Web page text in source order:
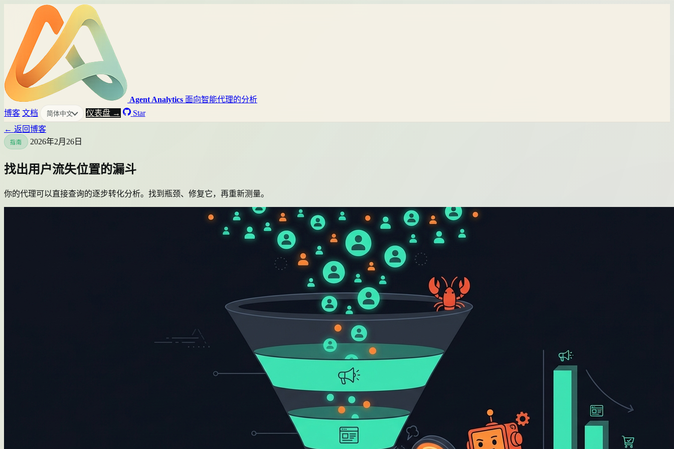
Agent Analytics 面向智能代理的分析
博客 文档 简体中文 仪表盘 →
Star
← 返回博客
指南 2026年2月26日
找出用户流失位置的漏斗
你的代理可以直接查询的逐步转化分析。找到瓶颈、修复它，再重新测量。